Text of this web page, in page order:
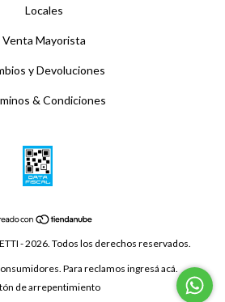
Locales
Venta Mayorista
y Devoluciones
& Condiciones
- 2026. Todos los derechos reservados.
Para reclamos ingresá acá.
de arrepentimiento